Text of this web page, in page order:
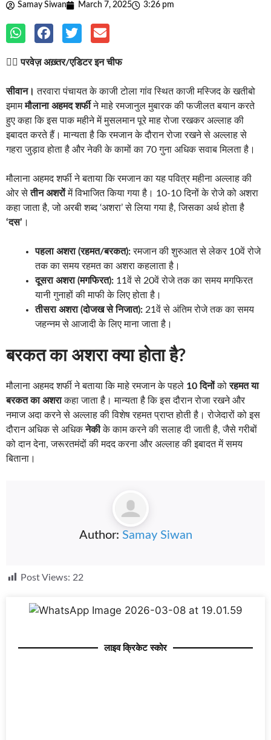
Samay Siwan March 7, 2025 3:26 pm
✍🏽परवेज़ अख़्तर/एडिटर इन चीफ
सीवान। तरवारा पंचायत के काजी टोला गांव स्थित काजी मस्जिद के खतीबो
इमाममौलाना अहमद शर्फीने माहे रमजानुल मुबारक की फजीलत बयान करते
हुए कहा कि इस पाक महीने में मुसलमान पूरे माह रोजा रखकर अल्लाह की
इबादत करते हैं। मान्यता है कि रमजान के दौरान रोजा रखने से अल्लाह से
गहरा जुड़ाव होता है और नेकी के कामों का 70 गुना अधिक सवाब मिलता है।
मौलाना अहमद शर्फी ने बताया कि रमजान का यह पवित्र महीना अल्लाह की
ओर सेतीन अशरोंमें विभाजित किया गया है। 10-10 दिनों के रोजे को अशरा
कहा जाता है, जो अरबी शब्द ‘अशरा’ से लिया गया है, जिसका अर्थ होता है
‘दस’ ।
पहला अशरा (रहमत/बरकत):रमजान की शुरुआत से लेकर 10वें रोजे
तक का समय रहमत का अशरा कहलाता है।
दूसरा अशरा (मगफिरत): 11वें से 20वें रोजे तक का समय मगफिरत
यानी गुनाहों की माफी के लिए होता है।
तीसरा अशरा (दोजख से निजात): 21वें से अंतिम रोजे तक का समय
जहन्नम से आजादी के लिए माना जाता है।
बरकत का अशरा क्या होता है?
मौलाना अहमद शर्फी ने बताया कि माहे रमजान के पहले 10 दिनोंकोरहमत या
बरकत का अशराकहा जाता है। मान्यता है कि इस दौरान रोजा रखने और
नमाज अदा करने से अल्लाह की विशेष रहमत प्राप्त होती है। रोजेदारों को इस
दौरान अधिक से अधिकनेकीके काम करने की सलाह दी जाती है, जैसे गरीबों
को दान देना, जरूरतमंदों की मदद करना और अल्लाह की इबादत में समय
बिताना।
Author: Samay Siwan
Post Views: 22
लाइव क्रिकेट स्कोर